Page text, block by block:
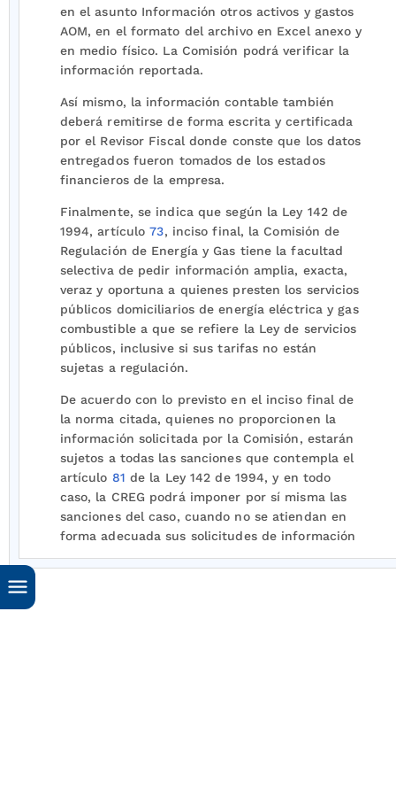
en el asunto Información otros activos y gastos
AOM, en el formato del archivo en Excel anexo y
en medio físico. La Comisión podrá verificar la
información reportada.
Así mismo, la información contable también
deberá remitirse de forma escrita y certificada
por el Revisor Fiscal donde conste que los datos
entregados fueron tomados de los estados
financieros de la empresa.
Finalmente, se indica que según la Ley 142 de
1994, artículo73, inciso final, la Comisión de
Regulación de Energía y Gas tiene la facultad
selectiva de pedir información amplia, exacta,
veraz y oportuna a quienes presten los servicios
públicos domiciliarios de energía eléctrica y gas
combustible a que se refiere la Ley de servicios
públicos, inclusive si sus tarifas no están
sujetas a regulación.
De acuerdo con lo previsto en el inciso final de
la norma citada, quienes no proporcionen la
información solicitada por la Comisión, estarán
sujetos a todas las sanciones que contempla el
artículo 81 de la Ley 142 de 1994, y en todo
caso, la CREG podrá imponer por sí misma las
sanciones del caso, cuando no se atiendan en
forma adecuada sus solicitudes de información
Cordialmente,